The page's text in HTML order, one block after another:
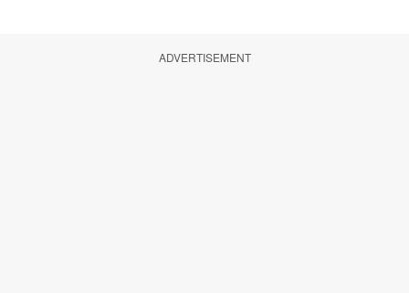
ADVERTISEMENT